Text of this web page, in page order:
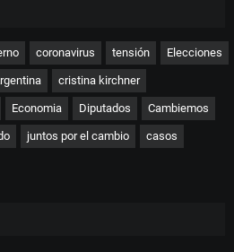
coronavirus tensión Elecciones
cristina kirchner
Economia Diputados Cambiemos
juntos por el cambio casos